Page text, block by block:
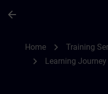
arrow_back
Home chevron_right Training
chevron_right Learning Journey